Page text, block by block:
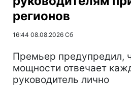
регионов
16:44 08.08.2026 Сб
Премьер предупредил,
мощности отвечает
руководитель лично